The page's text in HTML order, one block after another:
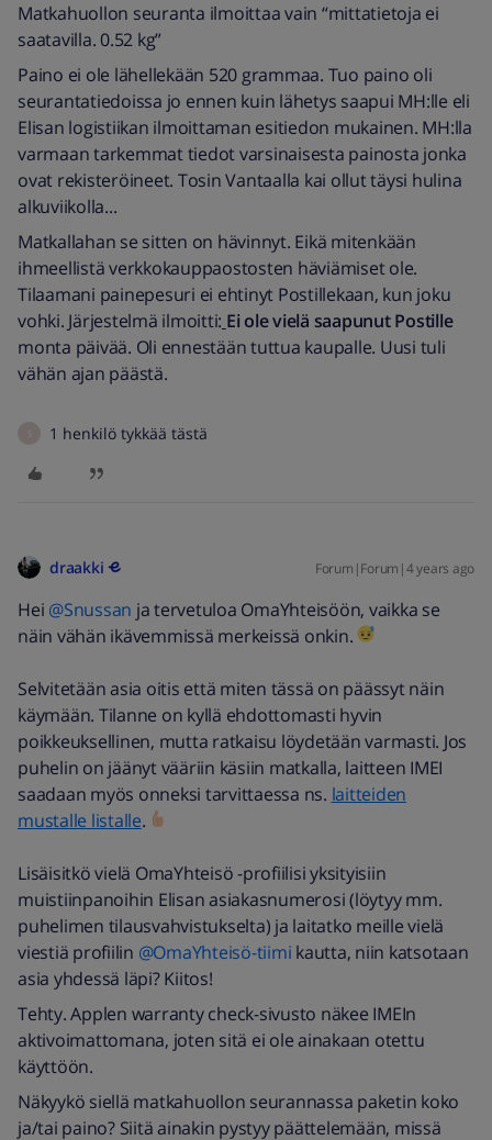
Matkahuollon seuranta ilmoittaa vain “mittatietoja ei
saatavilla. 0.52 kg”
Paino ei ole lähellekään 520 grammaa. Tuo paino oli
seurantatiedoissa jo ennen kuin lähetys saapui MH:lle eli
Elisan logistiikan ilmoittaman esitiedon mukainen. MH:lla
varmaan tarkemmat tiedot varsinaisesta painosta jonka
ovat rekisteröineet. Tosin Vantaalla kai ollut täysi hulina
alkuviikolla...
Matkallahan se sitten on hävinnyt. Eikä mitenkään
ihmeellistä verkkokauppaostosten häviämiset ole.
Tilaamani painepesuri ei ehtinyt Postillekaan, kun joku
vohki. Järjestelmä ilmoitti: Ei ole vielä saapunut Postille
monta päivää. Oli ennestään tuttua kaupalle. Uusi tuli
vähän ajan päästä.
1 henkilö tykkää tästä
draakki Forum|Forum|4 years ago
Hei @Snussan ja tervetuloa OmaYhteisöön, vaikka se
näin vähän ikävemmissä merkeissä onkin.
Selvitetään asia oitis että miten tässä on päässyt näin
käymään. Tilanne on kyllä ehdottomasti hyvin
poikkeuksellinen, mutta ratkaisu löydetään varmasti. Jos
puhelin on jäänyt vääriin käsiin matkalla, laitteen IMEI
saadaan myös onneksi tarvittaessa ns. laitteiden
mustalle listalle.
Lisäisitkö vielä OmaYhteisö -profiilisi yksityisiin
muistiinpanoihin Elisan asiakasnumerosi (löytyy mm.
puhelimen tilausvahvistukselta) ja laitatko meille vielä
viestiä profiilin @OmaYhteisö-tiimi kautta, niin katsotaan
asia yhdessä läpi? Kiitos!
Tehty. Applen warranty check-sivusto näkee IMEIn
aktivoimattomana, joten sitä ei ole ainakaan otettu
käyttöön.
Näkyykö siellä matkahuollon seurannassa paketin koko
ja/tai paino? Siitä ainakin pystyy päättelemään, missä